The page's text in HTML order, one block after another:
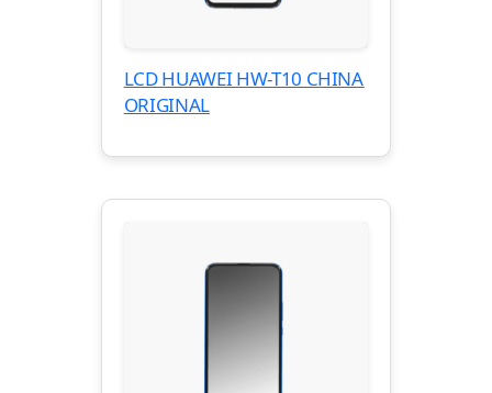
LCD HUAWEI HW-T10 CHINA
ORIGINAL